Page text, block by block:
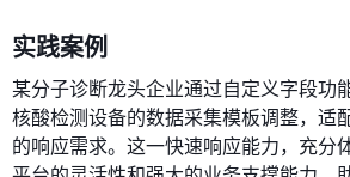
实践案例
某分子诊断龙头企业通过自定义字段功
核酸检测设备的数据采集模板调整，适
的响应需求。这一快速响应能力，充分